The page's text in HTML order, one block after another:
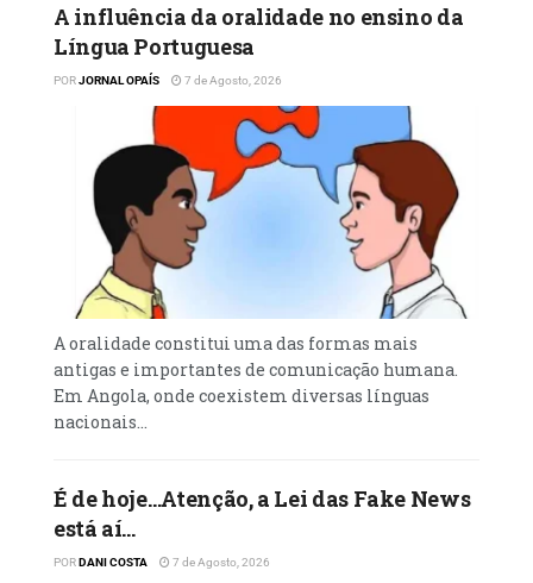
estar vivo, então, amigo, viva glorificando-O
de facto, testemunhando todos os dias com
humildade, coragem e sabedoria. Não perca
tempo com vingança. Purifica o teu coração
do rancor/ódio. “Levanta-te e anda…
POR: Pedro Gomes, Luanda
A influência da oralidade no ensino da
Língua Portuguesa
PORJORNAL OPAÍS 7 de Agosto, 2026
A oralidade constitui uma das formas mais
antigas e importantes de comunicação humana.
Em Angola, onde coexistem diversas línguas
nacionais...
É de hoje…Atenção, a Lei das Fake News
está aí…
PORDANI COSTA 7 de Agosto, 2026